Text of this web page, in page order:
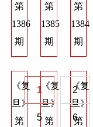
第
1386
期
第
1385
期
第
1384
期
《复
旦》
第
《复
旦》
第
《复
旦》
第
1 2
5 6